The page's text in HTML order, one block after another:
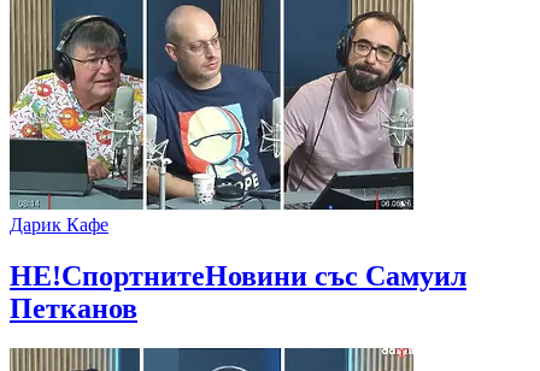
Дарик Кафе
НЕ!СпортнитеНовини със Самуил
Петканов